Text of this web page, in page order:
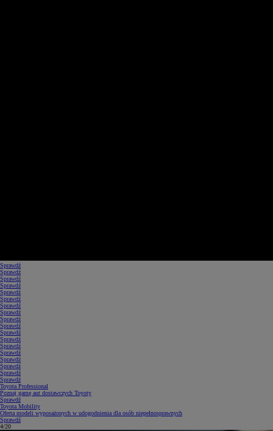
Sprawdź
Sprawdź
Sprawdź
Sprawdź
Sprawdź
Sprawdź
Sprawdź
Sprawdź
Sprawdź
Sprawdź
Sprawdź
Sprawdź
Sprawdź
Sprawdź
Sprawdź
Sprawdź
Sprawdź
Sprawdź
Toyota Professional
Poznaj gamę aut dostawczych Toyoty
Sprawdź
Toyota Mobility
Oferta modeli wyposażonych w udogodnienia dla osób niepełnosprawnych
Sprawdź
5/20